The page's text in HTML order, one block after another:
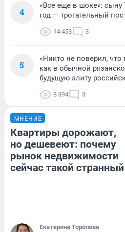
4
«Все еще в шоке»: сыну
год — трогательный
14 453 3
5
«Никто не поверил,
как в обычной
будущую элиту
8 894 3
МНЕНИЕ
Квартиры дорожают,
но дешевеют: почему
рынок недвижимости
сейчас такой странный
Екатерина Торопова